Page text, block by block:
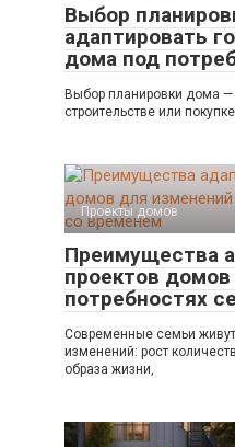
Выбор
адаптировать
дома под
Выбор планировки дома
строительстве или
Проекты домов
Преимущества
проектов
потребностях
Современные семьи
изменений: рост
образа жизни,